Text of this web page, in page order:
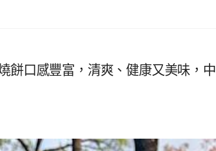
餅口感豐富，清爽、健康又美味，中